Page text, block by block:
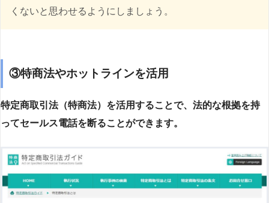
くないと思わせるようにしましょう。
③特商法やホットラインを活用
特定商取引法（特商法）を活用することで、法的な根拠を持
ってセールス電話を断ることができます。